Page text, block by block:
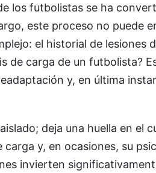
los futbolistas se ha
este proceso no puede
el historial de lesiones
de carga de un futbolista?
y, en última
deja una huella en el
y, en ocasiones, su
invierten